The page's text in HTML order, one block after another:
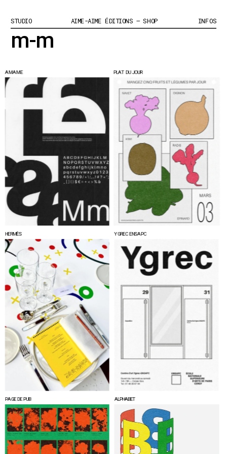
AMIAMIE PLAT DU JOUR
YGREC ENSAPC
HERMÈS
ALPHABET
PAGE DE PUB
INFOS
AIME-AIME ÉDITIONS – SHOP
STUDIO
m-m